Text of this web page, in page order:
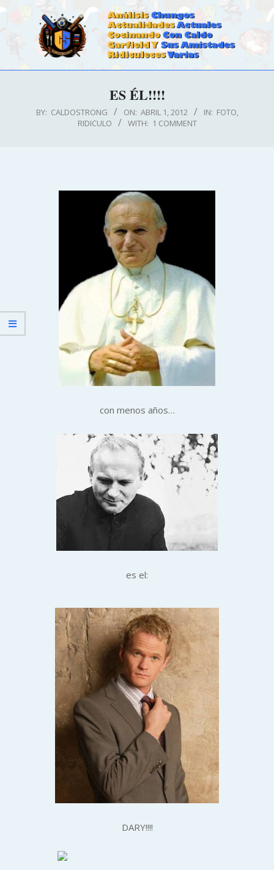
CALDOSTRONG.COM
ES ÉL!!!!
BY: CALDOSTRONG ON: ABRIL 1, 2012 IN: FOTO
RIDICULO
WITH: 1 COMMENT
con menos años…
es el:
DARY!!!!